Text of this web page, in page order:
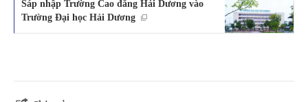
Sáp nhập Trường Cao đẳng Hải Dương vào
Trường Đại học Hải Dương